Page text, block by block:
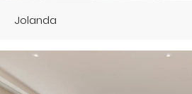
Jolanda